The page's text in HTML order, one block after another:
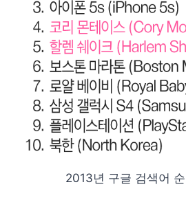
2013년 구글 검색어